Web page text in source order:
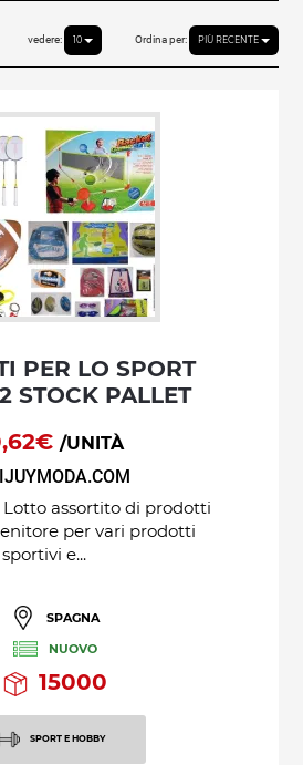
Ordina per: PIÙ RECENTE
vedere: 10
STOCK PALLET
/UNITÀ
assortito di prodotti
per vari prodotti
sportivi e...
SPAGNA
NUOVO
15000
SPORT E HOBBY